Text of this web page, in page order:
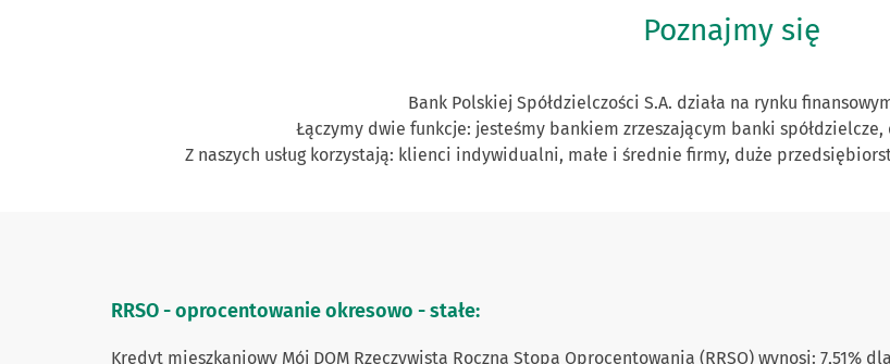
Poznajmy się
Bank Polskiej Spółdzielczości S.A. działa na rynku
Łączymy dwie funkcje: jesteśmy bankiem zrzeszającym banki
Z naszych usług korzystają: klienci indywidualni, małe i średnie firmy, duże
RRSO - oprocentowanie okresowo - stałe:
Kredyt mieszkaniowy Mój DOM Rzeczywista Roczna Stopa Oprocentowania (RRSO) wynosi: 7,51%